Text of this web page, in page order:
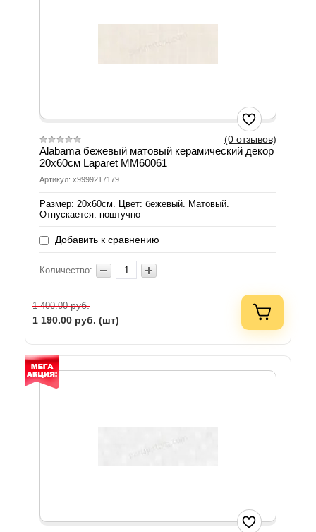
(0 отзывов)
Alabama бежевый матовый керамический декор
20х60см Laparet MM60061
Артикул: х9999217179
Размер: 20х60см. Цвет: бежевый. Матовый.
Отпускается: поштучно
Добавить к сравнению
Количество:
1 400.00руб.
1 190.00 руб. (шт)